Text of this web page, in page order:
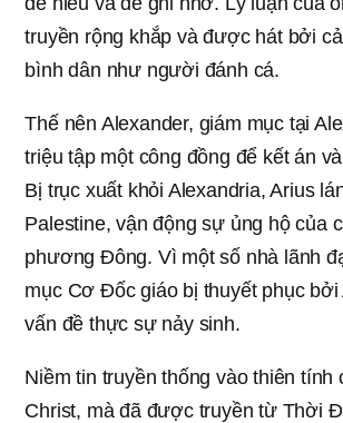
truyền rộng khắp và được hát bởi
bình dân như người đánh cá.
Thế nên Alexander, giám mục tại
triệu tập một công đồng để kết án
Bị trục xuất khỏi Alexandria, Arius
Palestine, vận động sự ủng hộ của
phương Đông. Vì một số nhà lãnh
mục Cơ Đốc giáo bị thuyết phục bởi
vấn đề thực sự nảy sinh.
Niềm tin truyền thống vào thiên tính
Christ, mà đã được truyền từ Thời